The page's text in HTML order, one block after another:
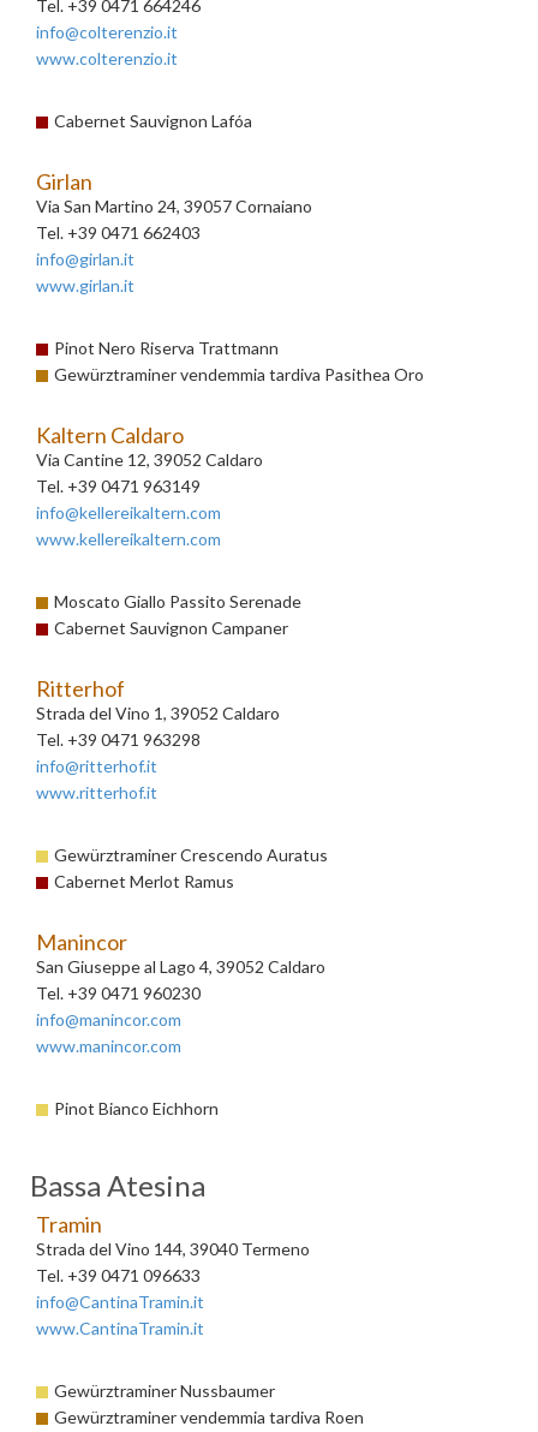
Tel. +39 0471 664246
info@colterenzio.it
www.colterenzio.it
Cabernet Sauvignon Lafóa
Girlan
Via San Martino 24, 39057 Cornaiano
Tel. +39 0471 662403
info@girlan.it
www.girlan.it
Pinot Nero Riserva Trattmann
Gewürztraminer vendemmia tardiva Pasithea Oro
Kaltern Caldaro
Via Cantine 12, 39052 Caldaro
Tel. +39 0471 963149
info@kellereikaltern.com
www.kellereikaltern.com
Moscato Giallo Passito Serenade
Cabernet Sauvignon Campaner
Ritterhof
Strada del Vino 1, 39052 Caldaro
Tel. +39 0471 963298
info@ritterhof.it
www.ritterhof.it
Gewürztraminer Crescendo Auratus
Cabernet Merlot Ramus
Manincor
San Giuseppe al Lago 4, 39052 Caldaro
Tel. +39 0471 960230
info@manincor.com
www.manincor.com
Pinot Bianco Eichhorn
Bassa Atesina
Tramin
Strada del Vino 144, 39040 Termeno
Tel. +39 0471 096633
info@CantinaTramin.it
www.CantinaTramin.it
Gewürztraminer Nussbaumer
Gewürztraminer vendemmia tardiva Roen